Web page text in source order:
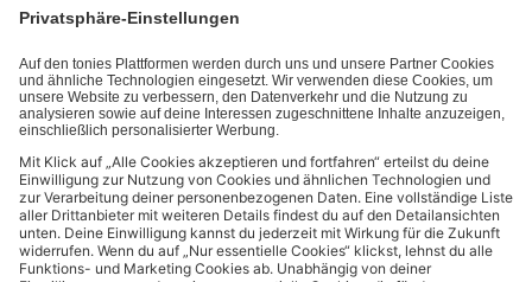
Datenschutzbestimmungen.
Bezahlmethoden:
Links zu sozialen Netzwerken